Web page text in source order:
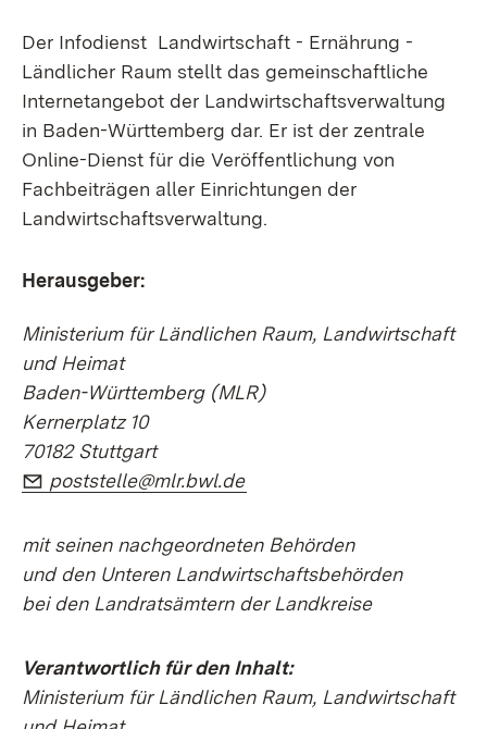
Der Infodienst Landwirtschaft - Ernährung -
Ländlicher Raum stellt das gemeinschaftliche
Internetangebot der Landwirtschaftsverwaltung
in Baden-Württemberg dar. Er ist der zentrale
Online-Dienst für die Veröffentlichung von
Fachbeiträgen aller Einrichtungen der
Landwirtschaftsverwaltung.
Herausgeber:
Ministerium für Ländlichen Raum, Landwirtschaft
und Heimat
Baden-Württemberg (MLR)
Kernerplatz 10
70182 Stuttgart
E-Mail:
poststelle@mlr.bwl.de(Öffnet in neuem Fenster)
mit seinen nachgeordneten Behörden
und den Unteren Landwirtschaftsbehörden
bei den Landratsämtern der Landkreise
Verantwortlich für den Inhalt:
Ministerium für Ländlichen Raum, Landwirtschaft